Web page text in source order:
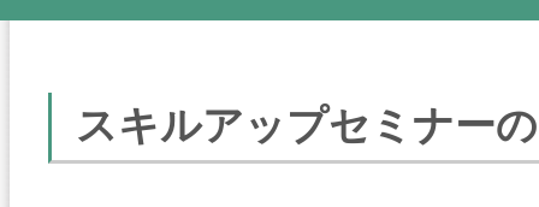
スキルアップセミナー